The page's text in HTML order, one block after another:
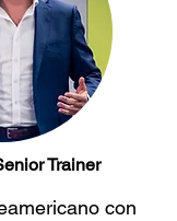
Trainer
con